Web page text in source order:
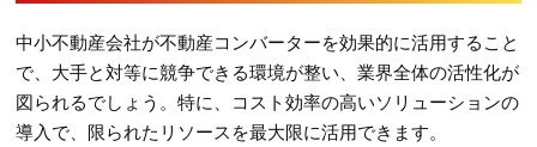
中小不動産会社が不動産コンバーターを効果的に活用すること
で、大手と対等に競争できる環境が整い、業界全体の活性化が
図られるでしょう。特に、コスト効率の高いソリューションの
導入で、限られたリソースを最大限に活用できます。